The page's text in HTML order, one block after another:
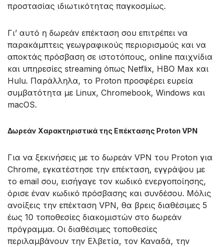
προστασίας ιδιωτικότητας παγκοσμίως.
Γι’ αυτό η δωρεάν επέκταση σου επιτρέπει να
παρακάμπτεις γεωγραφικούς περιορισμούς και να
αποκτάς πρόσβαση σε ιστοτόπους, online παιχνίδια
και υπηρεσίες streaming όπως Netflix, HBO Max και
Hulu. Παράλληλα, το Proton προσφέρει ευρεία
συμβατότητα με Linux, Chromebook, Windows και
macOS.
Δωρεάν Χαρακτηριστικά της Επέκτασης Proton VPN
Για να ξεκινήσεις με το δωρεάν VPN του Proton για
Chrome, εγκατέστησε την επέκταση, εγγράψου με
το email σου, εισήγαγε τον κωδικό ενεργοποίησης,
όρισε έναν κωδικό πρόσβασης και συνδέσου. Μόλις
ανοίξεις την επέκταση VPN, θα βρεις διαθέσιμες 5
έως 10 τοποθεσίες διακομιστών στο δωρεάν
πρόγραμμα. Οι διαθέσιμες τοποθεσίες
περιλαμβάνουν την Ελβετία, τον Καναδά, την